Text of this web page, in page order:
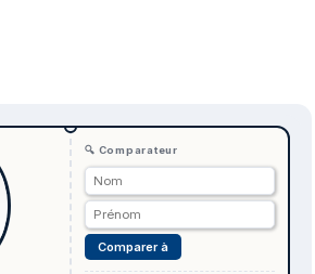
🔍 Comparateur
Comparer à